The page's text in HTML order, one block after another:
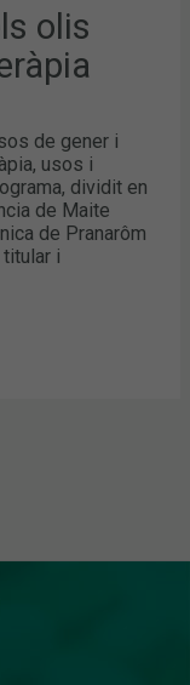
olis
de gener i
usos i
dividit en
de Maite
de Pranarôm
i